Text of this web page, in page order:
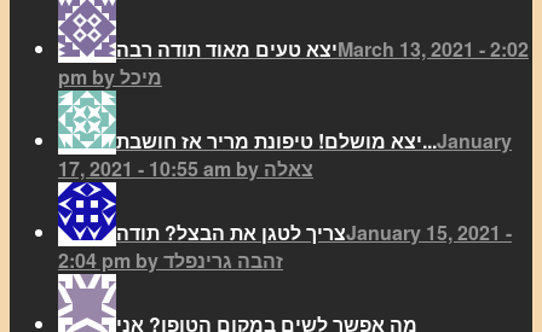
יצא טעים מאוד תודה רבהMarch 13, 2021 - 2:02
pm by מיכל
יצא מושלם! טיפונת מריר אז חושבת...January
17, 2021 - 10:55 am by צאלה
צריך לטגן את הבצל? תודהJanuary 15, 2021 -
2:04 pm by זהבה גרינפלד
מה אפשר לשים במקום הטופו? אני